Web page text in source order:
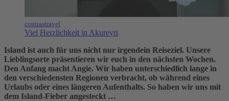
contrastravel
Viel Herzlichkeit in Akureyri
Island ist auch für uns nicht nur irgendein Reiseziel. Unsere
Lieblingsorte präsentieren wir euch in den nächsten Wochen.
Den Anfang macht Angie. Wir haben unterschiedlich lange in
den verschiedensten Regionen verbracht, ob während eines
Urlaubs oder eines längeren Aufenthalts. So haben wir uns mit
dem Island-Fieber angesteckt …